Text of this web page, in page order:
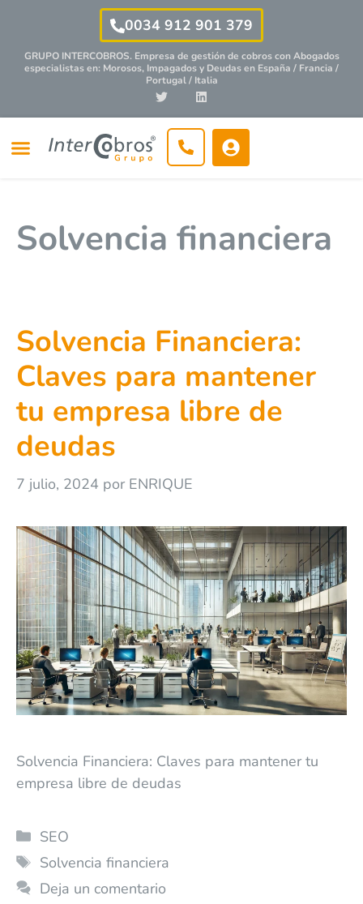
0034 912 901 379
GRUPO INTERCOBROS. Empresa de gestión de cobros conAbogados
especialistasen: Morosos, Impagados y Deudas en España / Francia /
Portugal / Italia
Solvencia financiera
Solvencia Financiera:
Claves para mantener
tu empresa libre de
deudas
7 julio, 2024 por ENRIQUE
Solvencia Financiera: Claves para mantener tu
empresa libre de deudas
SEO
Solvencia financiera
Deja un comentario